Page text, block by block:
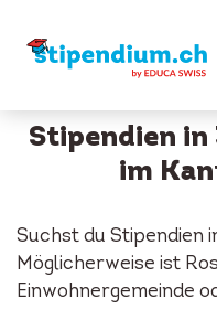
Stipendien in
im
Suchst du Stipendien
Möglicherweise ist
Einwohnergemeinde